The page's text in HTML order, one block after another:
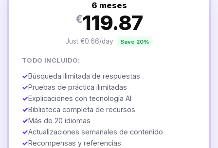
6 meses
€119.87
Just €0.66/day Save 20%
TODO INCLUIDO:
✓Búsqueda ilimitada de respuestas
✓Pruebas de práctica ilimitadas
✓Explicaciones con tecnología AI
✓Biblioteca completa de recursos
✓Más de 20 idiomas
✓Actualizaciones semanales de contenido
✓Recompensas y referencias